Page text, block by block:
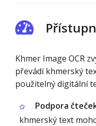
Khmer Image OCR
převádí khmerský
použitelný digitální
Podpora
khmerský text